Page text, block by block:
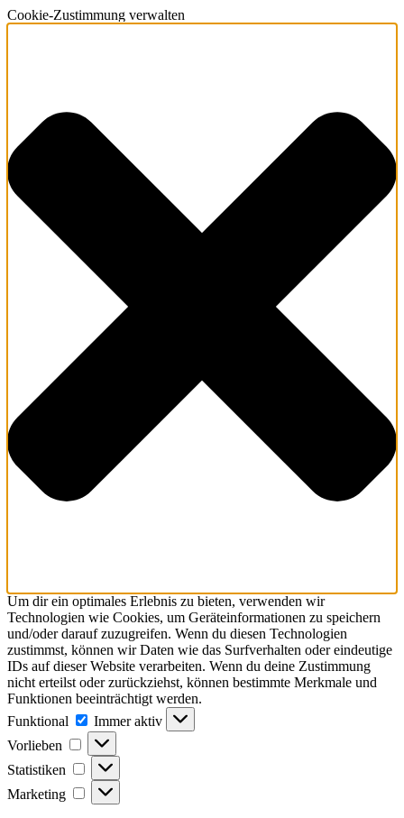
Cookie-Zustimmung verwalten
Um dir ein optimales Erlebnis zu bieten, verwenden wir
Technologien wie Cookies, um Geräteinformationen zu speichern
und/oder darauf zuzugreifen. Wenn du diesen Technologien
zustimmst, können wir Daten wie das Surfverhalten oder eindeutige
IDs auf dieser Website verarbeiten. Wenn du deine Zustimmung
nicht erteilst oder zurückziehst, können bestimmte Merkmale und
Funktionen beeinträchtigt werden.
Funktional
Immer aktiv
Vorlieben
Statistiken
Marketing